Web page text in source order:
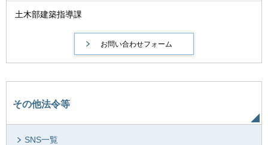
土木部建築指導課
その他法令等
SNS一覧